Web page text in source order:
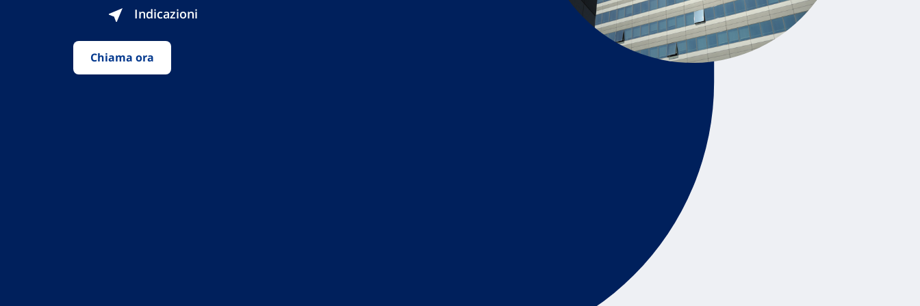
Indicazioni
Chiama ora